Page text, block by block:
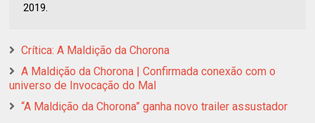
2019.
Crítica: A Maldição da Chorona
A Maldição da Chorona | Confirmada conexão com o
universo de Invocação do Mal
“A Maldição da Chorona” ganha novo trailer assustador